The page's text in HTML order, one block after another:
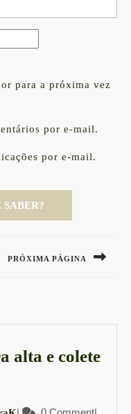
para a próxima vez
por e-mail.
por e-mail.
PRÓXIMA PÁGINA
alta e colete